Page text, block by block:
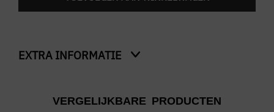
EXTRA INFORMATIE
CoraalVERGELIJKBARE PRODUCTEN